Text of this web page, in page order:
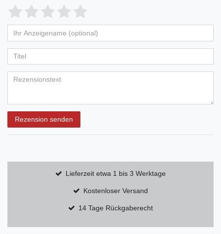
Rezension senden
Lieferzeit etwa 1 bis 3 Werktage
Kostenloser Versand
14 Tage Rückgaberecht